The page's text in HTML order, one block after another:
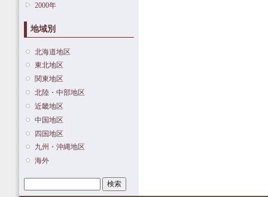
2000年
地域別
北海道地区
東北地区
関東地区
北陸・中部地区
近畿地区
中国地区
四国地区
九州・沖縄地区
海外